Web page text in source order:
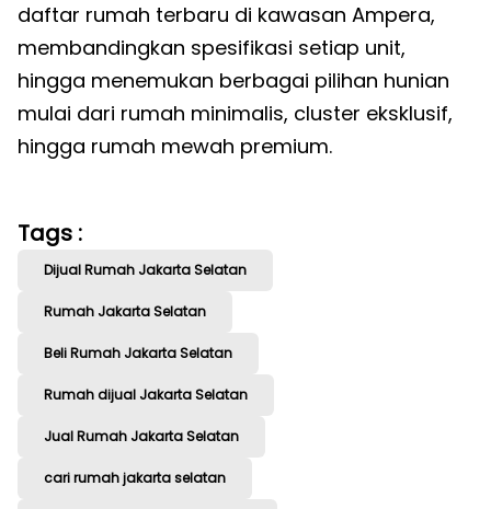
daftar rumah terbaru di kawasan Ampera,
membandingkan spesifikasi setiap unit,
hingga menemukan berbagai pilihan hunian
mulai dari rumah minimalis, cluster eksklusif,
hingga rumah mewah premium.
Tags :
Dijual Rumah Jakarta Selatan
Rumah Jakarta Selatan
Beli Rumah Jakarta Selatan
Rumah dijual Jakarta Selatan
Jual Rumah Jakarta Selatan
cari rumah jakarta selatan